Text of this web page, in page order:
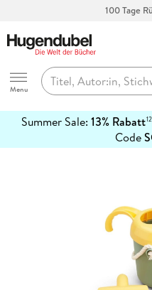
100 Tage
Hugendubel
Menu
Summer Sale: 13% Rabatt12
Code
erfahren